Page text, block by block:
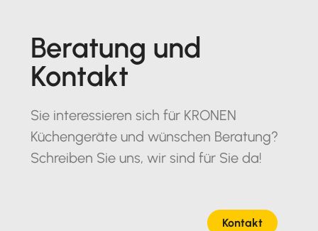
Beratung und
Kontakt
Sie interessieren sich für KRONEN
Küchengeräte und wünschen Beratung?
Schreiben Sie uns, wir sind für Sie da!
Kontakt